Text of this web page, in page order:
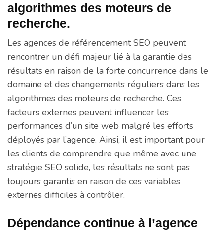
algorithmes des moteurs de
recherche.
Les agences de référencement SEO peuvent
rencontrer un défi majeur lié à la garantie des
résultats en raison de la forte concurrence dans le
domaine et des changements réguliers dans les
algorithmes des moteurs de recherche. Ces
facteurs externes peuvent influencer les
performances d’un site web malgré les efforts
déployés par l’agence. Ainsi, il est important pour
les clients de comprendre que même avec une
stratégie SEO solide, les résultats ne sont pas
toujours garantis en raison de ces variables
externes difficiles à contrôler.
Dépendance continue à l’agence